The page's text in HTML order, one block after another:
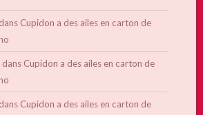
dans Cupidon a des ailes en carton de
dans Cupidon a des ailes en carton de
dans Cupidon a des ailes en carton de